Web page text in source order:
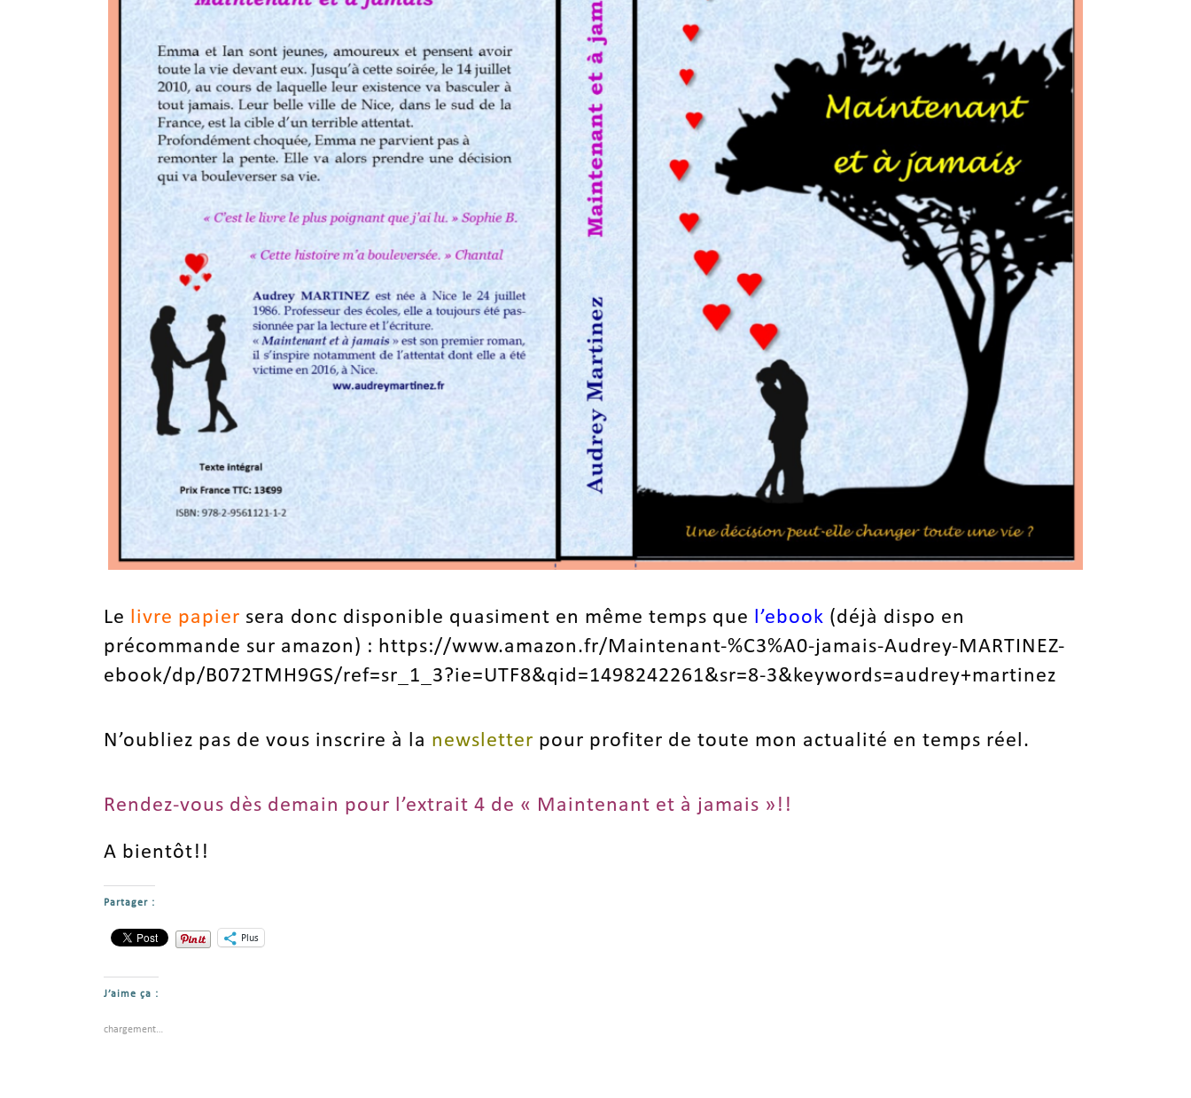
Le livre papier sera donc disponible quasiment en même temps que l’ebook (déjà dispo en
précommande sur amazon) : https://www.amazon.fr/Maintenant-%C3%A0-jamais-Audrey-MARTINEZ-
ebook/dp/B072TMH9GS/ref=sr_1_3?ie=UTF8&qid=1498242261&sr=8-3&keywords=audrey+martinez
N’oubliez pas de vous inscrire à la newsletter pour profiter de toute mon actualité en temps réel.
Rendez-vous dès demain pour l’extrait 4 de « Maintenant et à jamais »!!
A bientôt!!
Partager :
Plus
J’aime ça :
chargement…